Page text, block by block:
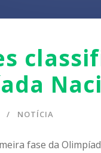
NOTÍCIA
fase da